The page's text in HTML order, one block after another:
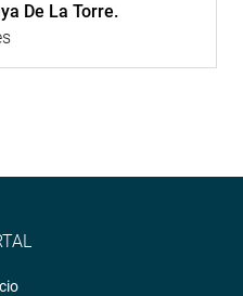
De La Torre.